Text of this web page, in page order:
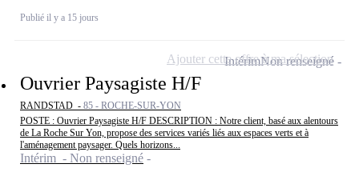
Publié il y a 15 jours
Ouvrier Paysagiste H/F
RANDSTAD - 85 - ROCHE-SUR-YON
POSTE : Ouvrier Paysagiste H/F DESCRIPTION : Notre client, basé aux alentours
de La Roche Sur Yon, propose des services variés liés aux espaces verts et à
l'aménagement paysager. Quels horizons...
Intérim - Non renseigné
IntérimNon renseigné
Ajouter cette offre à ma sélection